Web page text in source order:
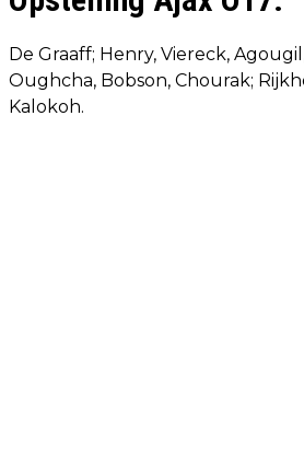
De Graaff; Henry, Viereck,
Oughcha, Bobson, Chourak;
Kalokoh.